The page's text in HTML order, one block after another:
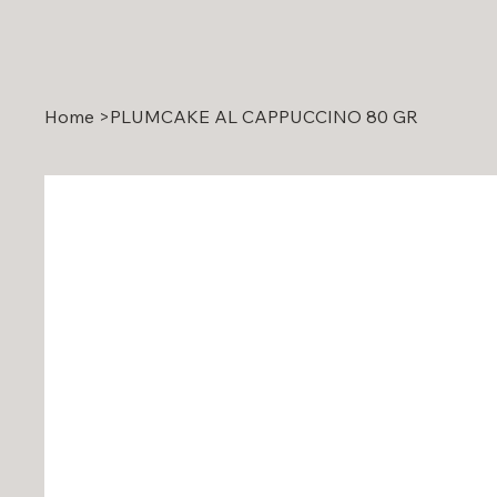
Home >PLUMCAKE AL CAPPUCCINO 80 GR